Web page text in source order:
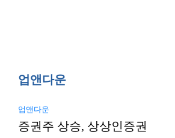
업앤다운
업앤다운
증권주 상승, 상상인증권